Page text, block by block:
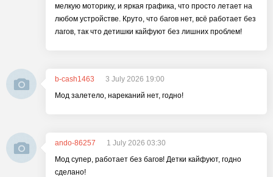
мелкую моторику, и яркая графика, что просто летает на
любом устройстве. Круто, что багов нет, всё работает без
лагов, так что детишки кайфуют без лишних проблем!
b-cash1463
3 July 2026 19:00
Мод залетело, нареканий нет, годно!
ando-86257
1 July 2026 03:30
Мод супер, работает без багов! Детки кайфуют, годно
сделано!